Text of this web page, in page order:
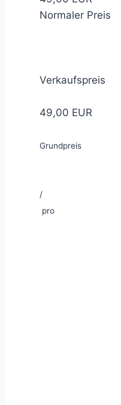
Normaler Preis
Verkaufspreis
49,00 EUR
Grundpreis
/
pro